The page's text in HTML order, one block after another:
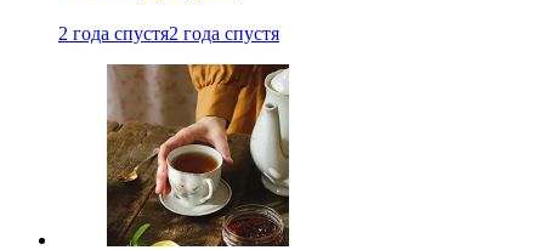
2 года спустя2 года спустя